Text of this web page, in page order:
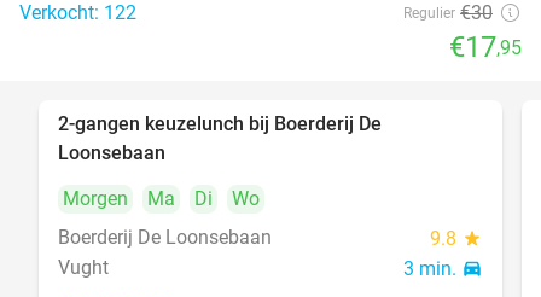
Verkocht: 122 Regulier €30
€17,95
2-gangen keuzelunch bij Boerderij De
Loonsebaan
Morgen
Ma Di
Wo
Boerderij De Loonsebaan
9.8 star
Vught 3 min. directions_car